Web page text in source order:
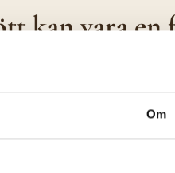
Om
kan vara en
mer